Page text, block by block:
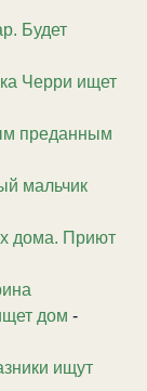
Будет
Черри ищет
преданным
мальчик
дома. Приют
дом -
ищут